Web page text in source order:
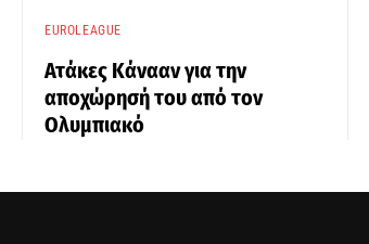
EUROLEAGUE
Ατάκες Κάνααν για την
αποχώρησή του από τον
Ολυμπιακό